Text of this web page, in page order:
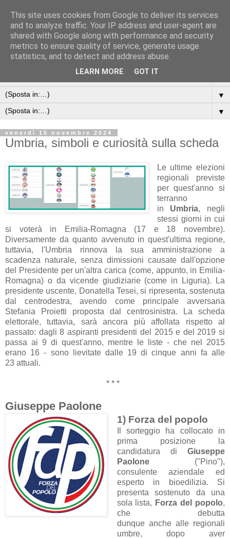
▼
▼
venerdì 15 novembre 2024
Umbria, simboli e curiosità sulla scheda
Le ultime elezioni
regionali previste
per quest'anno si
terranno
in Umbria, negli
stessi giorni in cui
si voterà in Emilia-Romagna (17 e 18 novembre).
Diversamente da quanto avvenuto in quest'ultima regione,
tuttavia, l'Umbria rinnova la sua amministrazione a
scadenza naturale, senza dimissioni causate dall'opzione
del Presidente per un'altra carica (come, appunto, in Emilia-
Romagna) o da vicende giudiziarie (come in Liguria). La
presidente uscente, Donatella Tesei, si ripresenta, sostenuta
dal centrodestra, avendo come principale avversaria
Stefania Proietti proposta dal centrosinistra. La scheda
elettorale, tuttavia, sarà ancora più affollata rispetto al
passato: dagli 8 aspiranti presidenti del 2015 e del 2019 si
passa ai 9 di quest'anno, mentre le liste - che nel 2015
erano 16 - sono lievitate dalle 19 di cinque anni fa alle
23 attuali.
* * *
Giuseppe Paolone
1) Forza del popolo
Il sorteggio ha collocato in
prima posizione la
candidatura di Giuseppe
Paolone("Pino"),
consulente aziendale ed
esperto in bioedilizia. Si
presenta sostenuto da una
sola lista, Forza del popolo,
che debutta
dunque anche alle regionali
umbre, dopo aver
This site uses cookies from Google to deliver its services
and to analyze traffic. Your IP address and user-agent are
shared with Google along with performance and security
metrics to ensure quality of service, generate usage
statistics, and to detect and address abuse.
LEARN MORE GOT IT